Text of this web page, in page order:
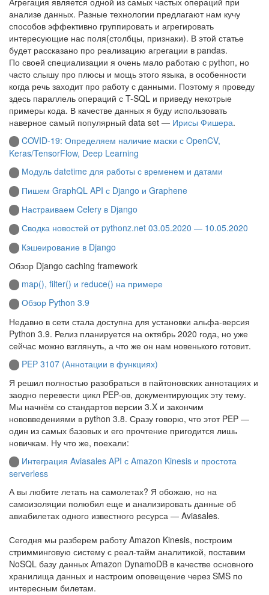
анализе данных. Разные технологии предлагают нам кучу
способов эффективно группировать и агрегировать
интересующие нас поля(столбцы, признаки). В этой статье
будет рассказано про реализацию агрегации в pandas.
По своей специализации я очень мало работаю с python, но
часто слышу про плюсы и мощь этого языка, в особенности
когда речь заходит про работу с данными. Поэтому я проведу
здесь параллель операций с T-SQL и приведу некотрые
примеры кода. В качестве данных я буду использовать
наверное самый популярный data set — Ирисы Фишера.
COVID-19: Определяем наличие маски с OpenCV,
Keras/TensorFlow, Deep Learning
Модуль datetime для работы с временем и датами
Пишем GraphQL API с Django и Graphene
Настраиваем Celery в Django
Сводка новостей от pythonz.net 03.05.2020 — 10.05.2020
Кэшеирование в Django
Обзор Django caching framework
map(), filter() и reduce() на примере
Обзор Python 3.9
Недавно в сети стала доступна для установки альфа-версия
Python 3.9. Релиз планируется на октябрь 2020 года, но уже
сейчас можно взглянуть, а что же он нам новенького готовит.
PEP 3107 (Аннотации в функциях)
Я решил полностью разобраться в пайтоновских аннотациях и
заодно перевести цикл PEP-ов, документирующих эту тему.
Мы начнём со стандартов версии 3.X и закончим
нововведениями в python 3.8. Сразу говорю, что этот PEP —
один из самых базовых и его прочтение пригодится лишь
новичкам. Ну что же, поехали:
Интеграция Aviasales API с Amazon Kinesis и простота
serverless
А вы любите летать на самолетах? Я обожаю, но на
самоизоляции полюбил еще и анализировать данные об
авиабилетах одного известного ресурса — Aviasales.
Сегодня мы разберем работу Amazon Kinesis, построим
стримминговую систему с реал-тайм аналитикой, поставим
NoSQL базу данных Amazon DynamoDB в качестве основного
хранилища данных и настроим оповещение через SMS по
интересным билетам.